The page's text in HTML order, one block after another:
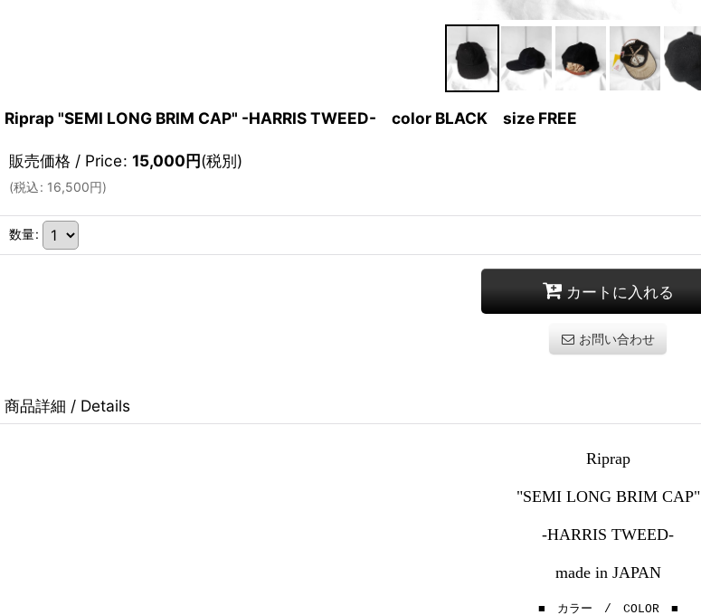
Riprap "SEMI LONG BRIM CAP" -HARRIS TWEED- color BLACK size FREE
販売価格 / Price: 15,000円(税別)
(税込: 16,500円)
数量:
カートに入れる
お問い合わせ
商品詳細 / Details
Riprap
"SEMI LONG BRIM CAP"
-HARRIS TWEED-
made in JAPAN
■ カラー / COLOR ■